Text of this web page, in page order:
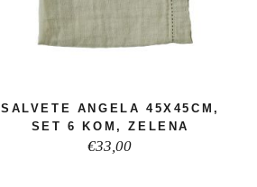
SALVETE ANGELA 45X45CM,
SET 6 KOM, ZELENA
€33,00